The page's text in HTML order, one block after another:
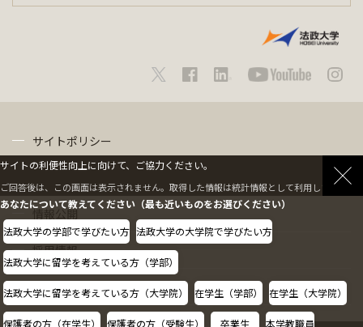
サイトポリシー
情報公開
採用情報
教職員の方へ
サイトの利便性向上に向けて、ご協力ください。
ご回答後は、この画面は表示されません。取得した情報は統計情報として利用します。
あなたについて教えてください（最も近いものをお選びください）
法政大学の学部で学びたい方 法政大学の大学院で学びたい方
法政大学に留学を考えている方（学部）
法政大学に留学を考えている方（大学院） 在学生（学部） 在学生（大学院）
保護者の方（在学生） 保護者の方（受験生） 卒業生 本学教職員